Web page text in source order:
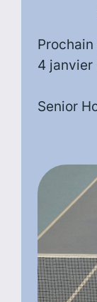
4 janvier
Senior